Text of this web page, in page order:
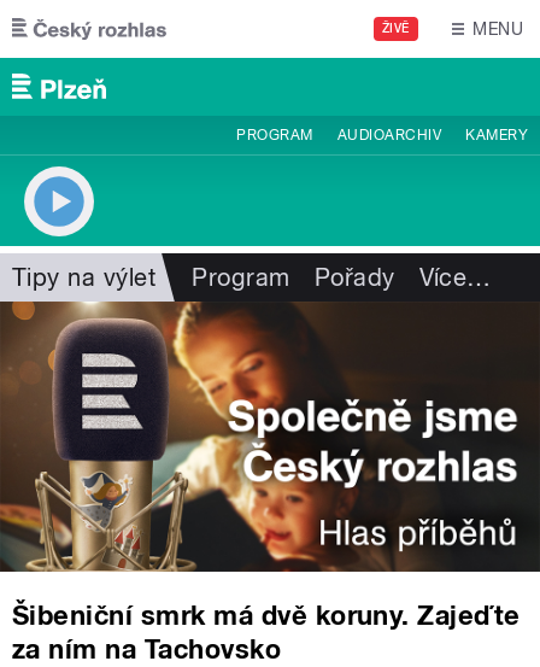
Přejít k hlavnímu obsahu
ŽIVĚ MENU
PROGRAM AUDIOARCHIV KAMERY
Tipy na výlet Program Pořady Více…
Šibeniční smrk má dvě koruny. Zajeďte
za ním na Tachovsko